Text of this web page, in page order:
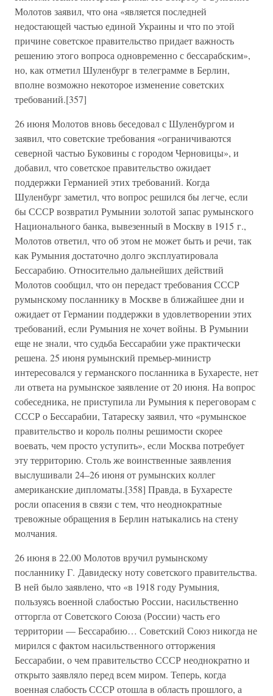
Молотов заявил, что она «является последней
недостающей частью единой Украины и что по этой
причине советское правительство придает важность
решению этого вопроса одновременно с бессарабским»,
но, как отметил Шуленбург в телеграмме в Берлин,
вполне возможно некоторое изменение советских
требований.[357]
26 июня Молотов вновь беседовал с Шуленбургом и
заявил, что советские требования «ограничиваются
северной частью Буковины с городом Черновицы», и
добавил, что советское правительство ожидает
поддержки Германией этих требований. Когда
Шуленбург заметил, что вопрос решился бы легче, если
бы СССР возвратил Румынии золотой запас румынского
Национального банка, вывезенный в Москву в 1915 г.,
Молотов ответил, что об этом не может быть и речи, так
как Румыния достаточно долго эксплуатировала
Бессарабию. Относительно дальнейших действий
Молотов сообщил, что он передаст требования СССР
румынскому посланнику в Москве в ближайшее дни и
ожидает от Германии поддержки в удовлетворении этих
требований, если Румыния не хочет войны. В Румынии
еще не знали, что судьба Бессарабии уже практически
решена. 25 июня румынский премьер-министр
интересовался у германского посланника в Бухаресте, нет
ли ответа на румынское заявление от 20 июня. На вопрос
собеседника, не приступила ли Румыния к переговорам с
СССР о Бессарабии, Татареску заявил, что «румынское
правительство и король полны решимости скорее
воевать, чем просто уступить», если Москва потребует
эту территорию. Столь же воинственные заявления
выслушивали 24–26 июня от румынских коллег
американские дипломаты.[358] Правда, в Бухаресте
росли опасения в связи с тем, что неоднократные
тревожные обращения в Берлин натыкались на стену
молчания.
26 июня в 22.00 Молотов вручил румынскому
посланнику Г. Давидеску ноту советского правительства.
В ней было заявлено, что «в 1918 году Румыния,
пользуясь военной слабостью России, насильственно
отторгла от Советского Союза (России) часть его
территории — Бессарабию… Советский Союз никогда не
мирился с фактом насильственного отторжения
Бессарабии, о чем правительство СССР неоднократно и
открыто заявляло перед всем миром. Теперь, когда
военная слабость СССР отошла в область прошлого, а